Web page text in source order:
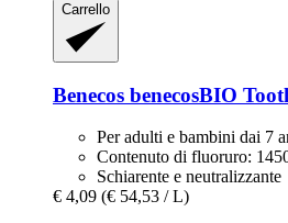
Carrello
Benecos benecosBIO
Per adulti e bambini dai 7
Contenuto di fluoruro:
Schiarente e neutralizzante
€ 4,09 (€ 54,53 / L)